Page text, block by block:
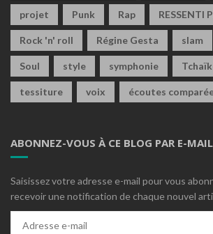
projet Punk Rap RESSENTI
Rock 'n' roll Régine Gesta slam
Soul style symphonie
tessiture voix écoutes
ABONNEZ-VOUS À CE BLOG PAR E-
Saisissez votre adresse e-mail pour vous
recevoir une notification de chaque nouvel